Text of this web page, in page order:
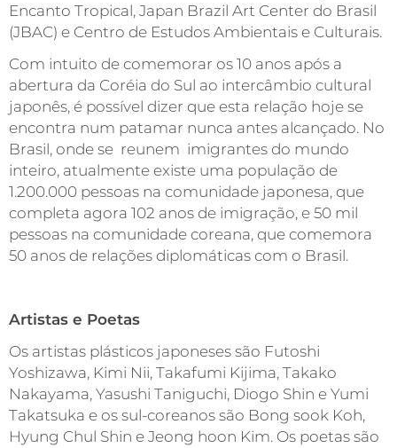
Encanto Tropical, Japan Brazil Art Center do Brasil
(JBAC) e Centro de Estudos Ambientais e Culturais.
Com intuito de comemorar os 10 anos após a
abertura da Coréia do Sul ao intercâmbio cultural
japonês, é possível dizer que esta relação hoje se
encontra num patamar nunca antes alcançado. No
Brasil, onde se reunem imigrantes do mundo
inteiro, atualmente existe uma população de
1.200.000 pessoas na comunidade japonesa, que
completa agora 102 anos de imigração, e 50 mil
pessoas na comunidade coreana, que comemora
50 anos de relações diplomáticas com o Brasil.
Artistas e Poetas
Os artistas plásticos japoneses são Futoshi
Yoshizawa, Kimi Nii, Takafumi Kijima, Takako
Nakayama, Yasushi Taniguchi, Diogo Shin e Yumi
Takatsuka e os sul-coreanos são Bong sook Koh,
Hyung Chul Shin e Jeong hoon Kim. Os poetas são